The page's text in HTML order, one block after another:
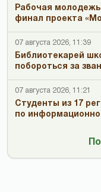
Рабочая
финал проекта
07 августа 2026, 11:39
Библиотекарей
побороться за
07 августа 2026, 11:21
Студенты из 17
по